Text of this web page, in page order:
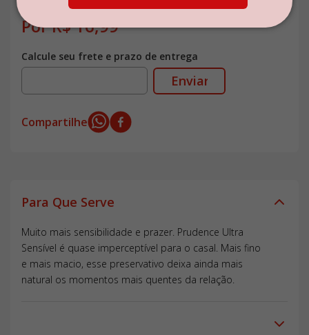
mais quentes da relação.
PorR$16,99
Calcule seu frete e prazo de entrega
Compartilhe
Para Que Serve
Muito mais sensibilidade e prazer. Prudence Ultra
Sensível é quase imperceptível para o casal. Mais fino
e mais macio, esse preservativo deixa ainda mais
natural os momentos mais quentes da relação.